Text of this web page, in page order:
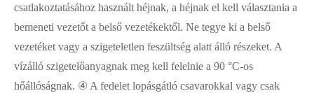
csatlakoztatásához használt héjnak, a héjnak el kell választania a
bemeneti vezetőt a belső vezetékektől. Ne tegye ki a belső
vezetéket vagy a szigeteletlen feszültség alatt álló részeket. A
vízálló szigetelőanyagnak meg kell felelnie a 90 °C-os
hőállóságnak. ④ A fedelet lopásgátló csavarokkal vagy csak